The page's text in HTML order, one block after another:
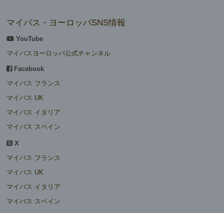
マイバス・ヨーロッパSNS情報
YouTube
マイバスヨーロッパ公式チャンネル
Facebook
マイバス フランス
マイバス UK
マイバス イタリア
マイバス スペイン
X
マイバス フランス
マイバス UK
マイバス イタリア
マイバス スペイン